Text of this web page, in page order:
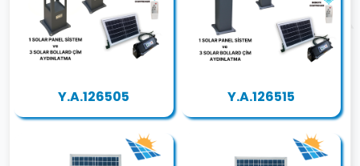
Y.A.126505 Y.A.126515